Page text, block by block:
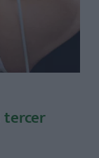
tercer